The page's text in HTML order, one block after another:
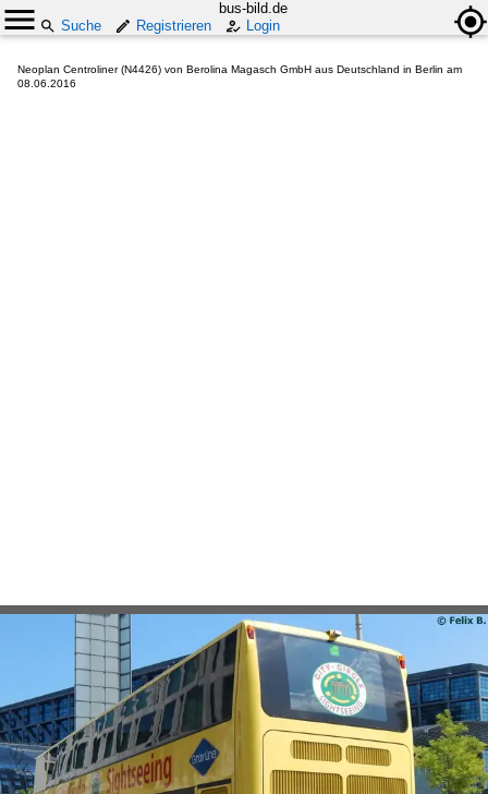
bus-bild.de
Suche
Registrieren Login
Neoplan Centroliner (N4426) von Berolina Magasch GmbH aus Deutschland in Berlin am
08.06.2016